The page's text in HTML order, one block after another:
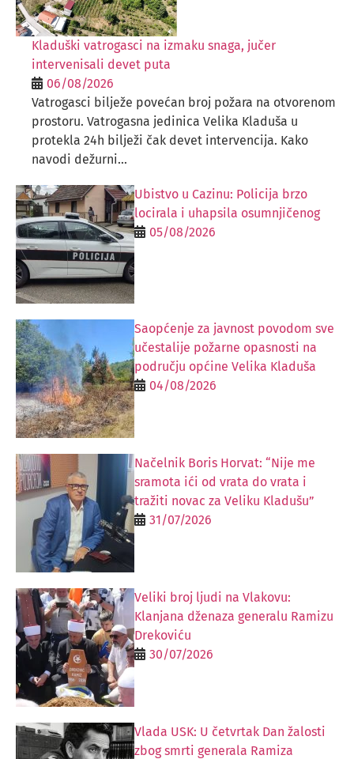
Kladuški vatrogasci na izmaku snaga, jučer
intervenisali devet puta
06/08/2026
Vatrogasci bilježe povećan broj požara na otvorenom
prostoru. Vatrogasna jedinica Velika Kladuša u
protekla 24h bilježi čak devet intervencija. Kako
navodi dežurni...
Ubistvo u Cazinu: Policija brzo
locirala i uhapsila osumnjičenog
05/08/2026
Saopćenje za javnost povodom sve
učestalije požarne opasnosti na
području općine Velika Kladuša
04/08/2026
Načelnik Boris Horvat: “Nije me
sramota ići od vrata do vrata i
tražiti novac za Veliku Kladušu”
31/07/2026
Veliki broj ljudi na Vlakovu:
Klanjana dženaza generalu Ramizu
Drekoviću
30/07/2026
Vlada USK: U četvrtak Dan žalosti
zbog smrti generala Ramiza